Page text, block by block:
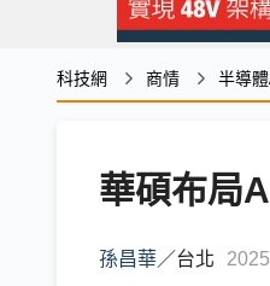
科技網 商情 半導
華碩布局
孫昌華／台北